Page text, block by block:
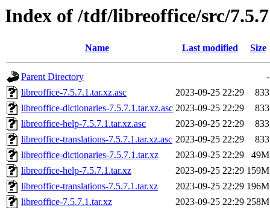
Index of /tdf/libreoffice/src/7.5.7
Name Last modified Size
Parent Directory
-
libreoffice-7.5.7.1.tar.xz.asc
2023-09-25 22:29
833
libreoffice-dictionaries-7.5.7.1.tar.xz.asc 2023-09-25 22:29
833
libreoffice-help-7.5.7.1.tar.xz.asc
2023-09-25 22:29
833
libreoffice-translations-7.5.7.1.tar.xz.asc 2023-09-25 22:29
833
libreoffice-dictionaries-7.5.7.1.tar.xz
2023-09-25 22:29
49M
libreoffice-help-7.5.7.1.tar.xz
2023-09-25 22:29 159M
libreoffice-translations-7.5.7.1.tar.xz
2023-09-25 22:29 196M
libreoffice-7.5.7.1.tar.xz
2023-09-25 22:29 258M